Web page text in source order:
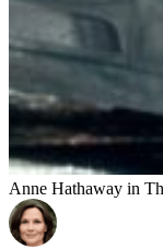
Anne Hathaway in